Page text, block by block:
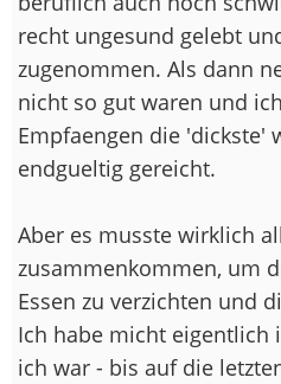
recht ungesund gelebt
zugenommen. Als dann
nicht so gut waren und
Empfaengen die 'dickste'
endgueltig gereicht.
Aber es musste wirklich
zusammenkommen, um
Essen zu verzichten und
Ich habe micht eigentlich
ich war - bis auf die